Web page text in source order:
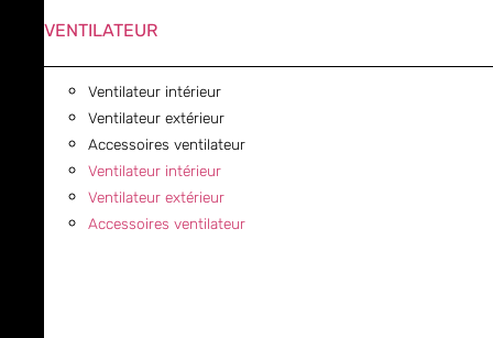
VENTILATEUR
Ventilateur intérieur
Ventilateur extérieur
Accessoires ventilateur
Ventilateur intérieur
Ventilateur extérieur
Accessoires ventilateur